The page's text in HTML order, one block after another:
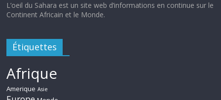
L’oeil du Sahara est un site web d’informations en continue sur le
Continent Africain et le Monde.
Étiquettes
Afrique
Amerique Asie